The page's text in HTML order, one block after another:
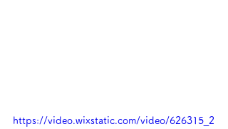
https://video.wixstatic.com/video/626315_2